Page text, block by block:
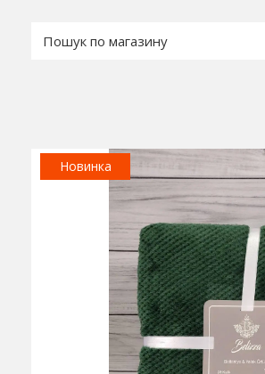
Новинка